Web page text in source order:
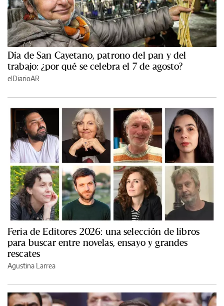
Día de San Cayetano, patrono del pan y del
trabajo: ¿por qué se celebra el 7 de agosto?
elDiarioAR
Feria de Editores 2026: una selección de libros
para buscar entre novelas, ensayo y grandes
rescates
Agustina Larrea